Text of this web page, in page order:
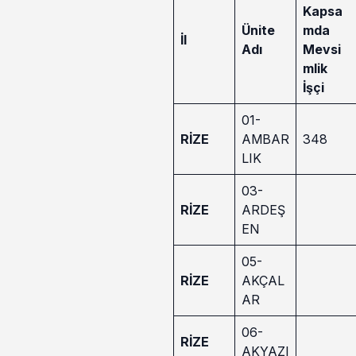
İl
Ünite
Adı
Kapsa
mda
Mevsi
mlik
İşçi
RİZE
01-
AMBAR
LIK
348
RİZE
03-
ARDEŞ
EN
RİZE
05-
AKÇAL
AR
RİZE
06-
AKYAZI